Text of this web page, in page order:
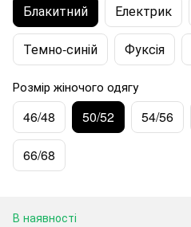
Блакитний Електрик
Темно-синій Фуксія
Розмір жіночого одягу
46/48 50/52 54/56
66/68
В наявності